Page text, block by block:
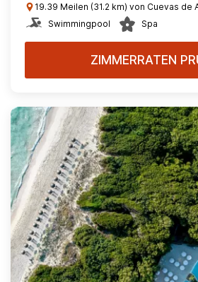
19.39 Meilen (31.2 km) von Cuevas de
Swimmingpool
Spa
ZIMMERRATEN